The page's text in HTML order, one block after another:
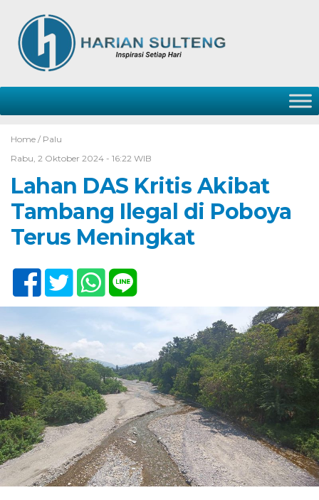
Home / Palu
Rabu, 2 Oktober 2024 - 16:22 WIB
Lahan DAS Kritis Akibat
Tambang Ilegal di Poboya
Terus Meningkat